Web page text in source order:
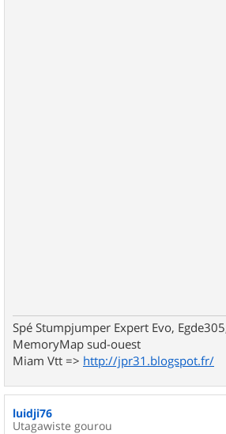
Spé Stumpjumper Expert Evo,
MemoryMap sud-ouest
Miam Vtt => http://jpr31.blogspot.fr/
luidji76
Utagawiste gourou